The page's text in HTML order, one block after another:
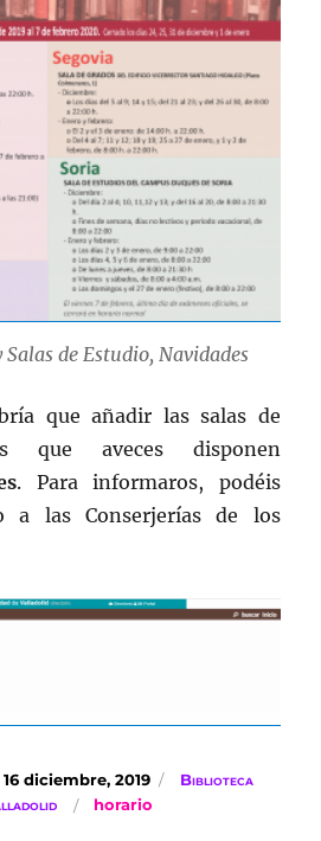
de Estudio, Navidades
que añadir las salas de
que aveces disponen
. Para informaros, podéis
a las Conserjerías de los
Publicado
el
16 diciembre, 2019 Categorías
Biblioteca
Etiquetas
horario